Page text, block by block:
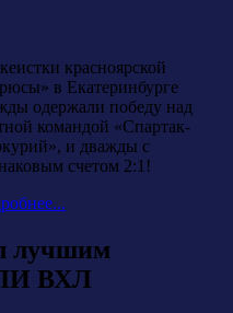
красноярской
в Екатеринбурге
одержали победу над
командой «Спартак-
и дважды с
счетом 2:1!
лучшим
ВХЛ